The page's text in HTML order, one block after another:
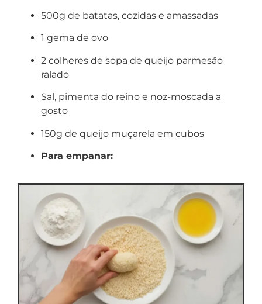
500g de batatas, cozidas e amassadas
1 gema de ovo
2 colheres de sopa de queijo parmesão
ralado
Sal, pimenta do reino e noz-moscada a
gosto
150g de queijo muçarela em cubos
Para empanar: